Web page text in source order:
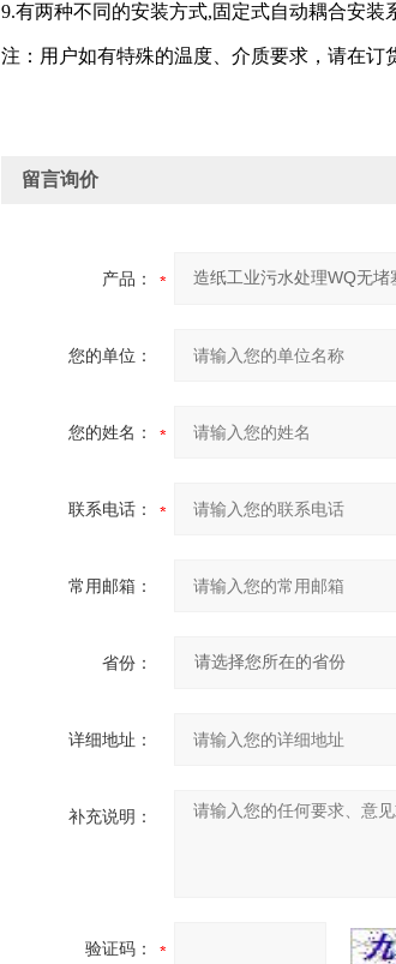
9.有两种不同的安装方式,固定式自动耦合安装
注：用户如有特殊的温度、介质要求，请在
留言询价
产品：
您的单位：
您的姓名：
联系电话：
常用邮箱：
省份：
详细地址：
补充说明：
验证码：